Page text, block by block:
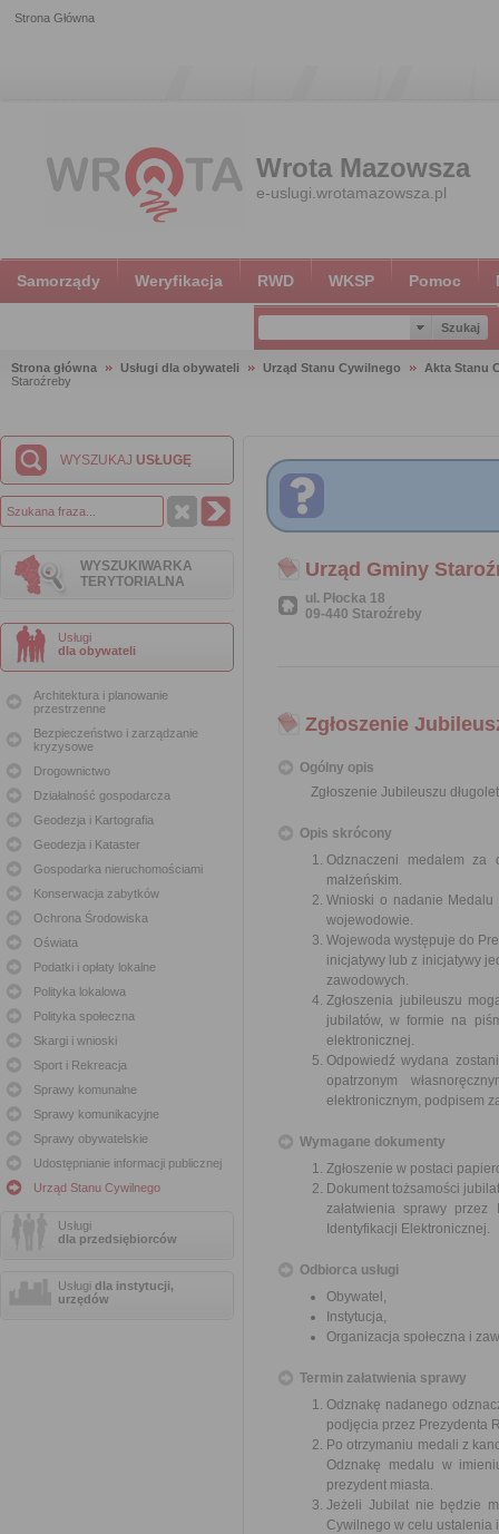
Strona Główna
Wrota Mazowsza
e-uslugi.wrotamazowsza.pl
Samorządy Weryfikacja RWD WKSP Pomoc
Strona główna Usługi dla obywateli Urząd Stanu Cywilnego
Akta Stanu
Staroźreby
WYSZUKAJ USŁUGĘ
WYSZUKIWARKA
TERYTORIALNA
Usługi
dla obywateli
Architektura i planowanie
przestrzenne
Bezpieczeństwo i zarządzanie
kryzysowe
Drogownictwo
Działalność gospodarcza
Geodezja i Kartografia
Geodezja i Kataster
Gospodarka nieruchomościami
Konserwacja zabytków
Ochrona Środowiska
Oświata
Podatki i opłaty lokalne
Polityka lokalowa
Polityka społeczna
Skargi i wnioski
Sport i Rekreacja
Sprawy komunalne
Sprawy komunikacyjne
Sprawy obywatelskie
Udostępnianie informacji publicznej
Urząd Stanu Cywilnego
Usługi
dla przedsiębiorców
Usługi dla instytucji,
urzędów
Urząd Gminy
ul. Płocka 18
09-440 Staroźreby
Zgłoszenie
Ogólny opis
Zgłoszenie Jubileuszu
Opis skrócony
Odznaczeni medalem za
małżeńskim.
Wnioski o nadanie Medalu
wojewodowie.
Wojewoda występuje do
inicjatywy lub z inicjatywy
zawodowych.
Zgłoszenia jubileuszu
jubilatów, w formie na
elektronicznej.
Odpowiedź wydana
opatrzonym
elektronicznym, podpisem
Wymagane dokumenty
Zgłoszenie w postaci
Dokument tożsamości
załatwienia sprawy przez
Identyfikacji Elektronicznej.
Odbiorca usługi
Obywatel,
Instytucja,
Organizacja społeczna i
Termin załatwienia sprawy
Odznakę nadanego
podjęcia przez Prezydenta
Po otrzymaniu medali z
Odznakę medalu w
prezydent miasta.
Jeżeli Jubilat nie będzie
Cywilnego w celu ustalenia